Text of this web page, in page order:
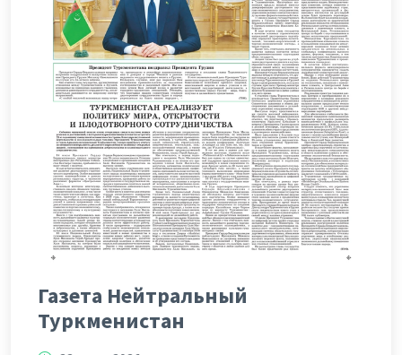
Газета Нейтральный
Туркменистан